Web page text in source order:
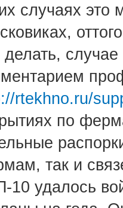
случаях это
делать,
rtekhno.ru/
по
так и
10 удалось